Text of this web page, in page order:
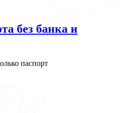
без банка и
паспорт